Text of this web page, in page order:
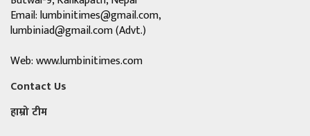
Email:lumbinitimes@gmail.com,
lumbiniad@gmail.com(Advt.)
Web: www.lumbinitimes.com
Contact Us
हाम्रो टीम